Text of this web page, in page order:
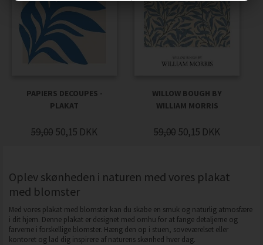
PAPIERS DECOUPES -
PLAKAT
59,00 50,15 DKK
WILLOW BOUGH BY
WILLIAM MORRIS
59,00 50,15 DKK
Oplev skønheden i naturen med vores plakat
med blomster
Med vores plakat med blomster kan du skabe en smuk og naturlig atmosfære
i dit hjem. Denne plakat er designet med omhu for at fange detaljerne og
farverne i forskellige blomster. Hæng den op i stuen, soveværelset eller
kontoret og lad dig inspirere af naturens skønhed hver dag.